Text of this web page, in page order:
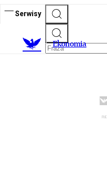
Serwisy
Ekonomia